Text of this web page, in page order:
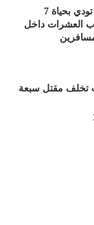
فاجعة طرقية تودي بحياة 7
العشرات داخل
تخلف مقتل سبعة